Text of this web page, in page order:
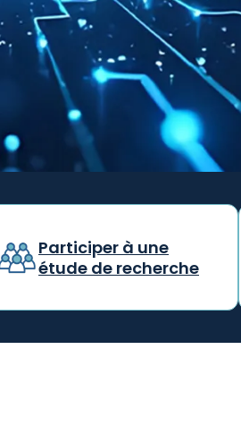
Participer à une
étude de recherche